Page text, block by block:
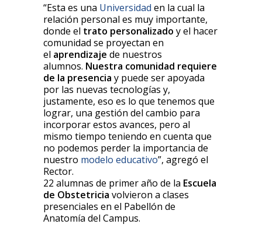
“Esta es una Universidad en la cual la
relación personal es muy importante,
donde el trato personalizado y el hacer
comunidad se proyectan en
el aprendizaje de nuestros
alumnos. Nuestra comunidad requiere
de la presencia y puede ser apoyada
por las nuevas tecnologías y,
justamente, eso es lo que tenemos que
lograr, una gestión del cambio para
incorporar estos avances, pero al
mismo tiempo teniendo en cuenta que
no podemos perder la importancia de
nuestro modelo educativo”, agregó el
Rector.
22 alumnas de primer año de la Escuela
de Obstetricia volvieron a clases
presenciales en el Pabellón de
Anatomía del Campus.